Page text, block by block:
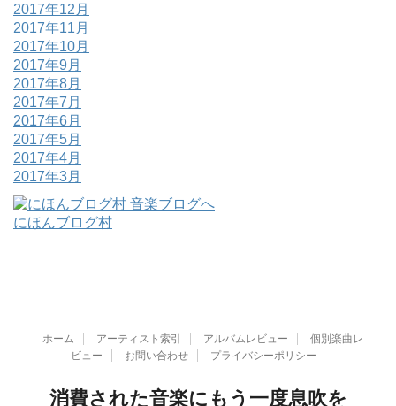
2017年12月
2017年11月
2017年10月
2017年9月
2017年8月
2017年7月
2017年6月
2017年5月
2017年4月
2017年3月
にほんブログ村
ホーム アーティスト索引 アルバムレビュー
個別楽曲レ
ビュー
お問い合わせ プライバシーポリシー
消費された音楽にもう一度息吹を